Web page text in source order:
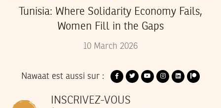
Tunisia: Where Solidarity Economy Fails,
Women Fill in the Gaps
10 March 2026
Nawaat est aussi sur :
INSCRIVEZ-VOUS